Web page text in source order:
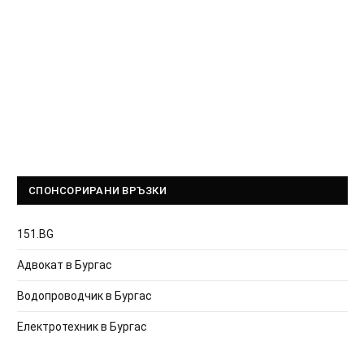
СПОНСОРИРАНИ ВРЪЗКИ
151.BG
Адвокат в Бургас
Водопроводчик в Бургас
Електротехник в Бургас